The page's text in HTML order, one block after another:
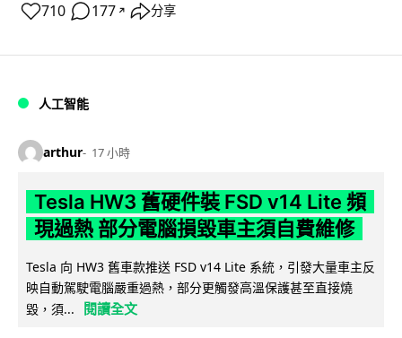
710 177 ↗ 分享
人工智能
arthur 17 小時
Tesla HW3 舊硬件裝 FSD v14 Lite 頻
現過熱 部分電腦損毀車主須自費維修
Tesla 向 HW3 舊車款推送 FSD v14 Lite 系統，引發大量車主反
映自動駕駛電腦嚴重過熱，部分更觸發高溫保護甚至直接燒
毀，須...
閱讀全文